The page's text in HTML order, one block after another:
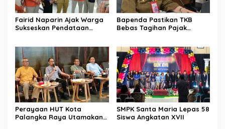
Fairid Naparin Ajak Warga
Sukseskan Pendataan
Bapenda Pastikan TKB
Bebas Tagihan Pajak
Perayaan HUT Kota
Palangka Raya Utamakan
SMPK Santa Maria Lepas 58
Siswa Angkatan XVII